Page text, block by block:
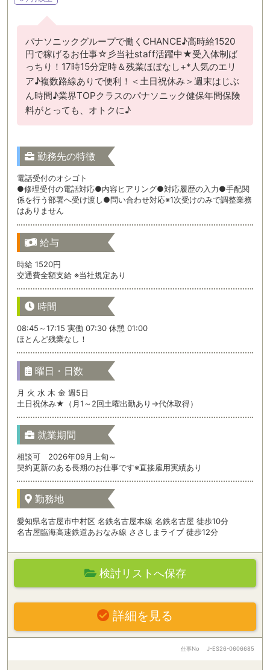
パナソニックグループで働くCHANCE♪高時給1520
円で稼げるお仕事☆彡当社staff活躍中★受入体制ば
っちり！17時15分定時＆残業ほぼなし+*人気のエリ
ア♪複数路線ありで便利！＜土日祝休み＞週末はじぶ
ん時間♪業界TOPクラスのパナソニック健保年間保険
料がとっても、オトクに♪
勤務先の特徴
電話受付のオシゴト
●修理受付の電話対応●内容ヒアリング●対応履歴の入力●手配関
係を行う部署へ受け渡し●問い合わせ対応※1次受けのみで調整業務
はありません
給与
時給 1520円
交通費全額支給 ※当社規定あり
時間
08:45～17:15 実働 07:30 休憩 01:00
ほとんど残業なし！
曜日・日数
月 火 水 木 金 週5日
土日祝休み★（月1～2回土曜出勤あり→代休取得）
就業期間
相談可 2026年09月上旬～
契約更新のある長期のお仕事です※直接雇用実績あり
勤務地
愛知県名古屋市中村区 名鉄名古屋本線 名鉄名古屋 徒歩10分
名古屋臨海高速鉄道あおなみ線 ささしまライブ 徒歩12分
検討リストへ保存
詳細を見る
仕事No J-ES26-0606685